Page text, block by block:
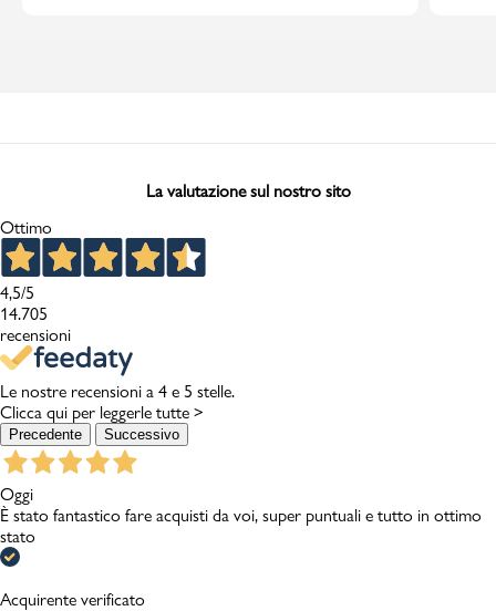
La valutazione sul nostro sito
Ottimo
4,5/5
14.705
recensioni
Le nostre recensioni a 4 e 5 stelle.
Clicca qui per leggerle tutte >
Precedente Successivo
Oggi
È stato fantastico fare acquisti da voi, super puntuali e tutto in ottimo
stato
Acquirente verificato